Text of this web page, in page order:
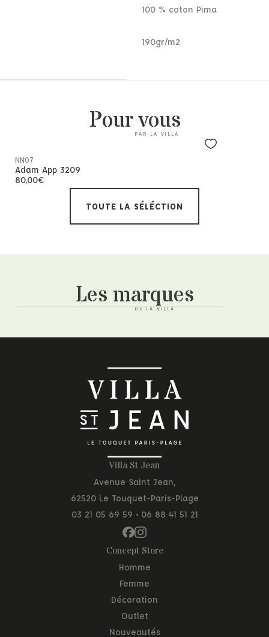
100 % coton Pima
190gr/m2
Pour vous
NN07
Adam App 3209
80,00€
TOUTE LA SÉLÉCTION
Les marques
Villa St Jean
Avenue Saint Jean,
62520 Le Touquet-Paris-Plage
03 21 05 69 59 • 06 88 41 51 21
Concept Store
Homme
Femme
Décoration
Outlet
Nouveautés